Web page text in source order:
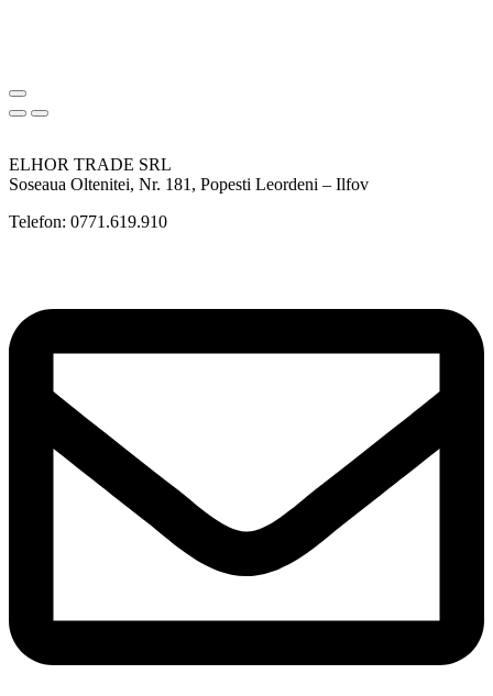
ELHOR TRADE SRL
Soseaua Oltenitei, Nr. 181, Popesti Leordeni – Ilfov
Telefon: 0771.619.910